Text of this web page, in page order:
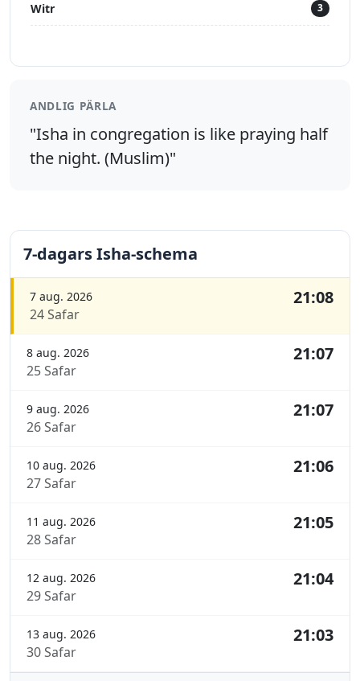
Witr 3
ANDLIG PÄRLA
"Isha in congregation is like praying half
the night. (Muslim)"
7-dagars Isha-schema
7 aug. 2026
24 Safar
21:08
8 aug. 2026
25 Safar
21:07
9 aug. 2026
26 Safar
21:07
10 aug. 2026
27 Safar
21:06
11 aug. 2026
28 Safar
21:05
12 aug. 2026
29 Safar
21:04
13 aug. 2026
30 Safar
21:03